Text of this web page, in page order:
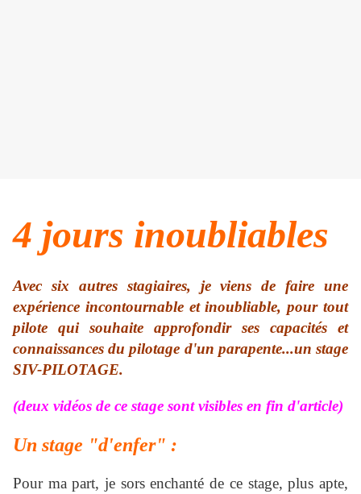
4 jours inoubliables
Avec six autres stagiaires, je viens de faire une
expérience incontournable et inoubliable, pour tout
pilote qui souhaite approfondir ses capacités et
connaissances du pilotage d'un parapente...un stage
SIV-PILOTAGE.
(deux vidéos de ce stage sont visibles en fin d'article)
Un stage "d'enfer" :
Pour ma part, je sors enchanté de ce stage, plus apte,